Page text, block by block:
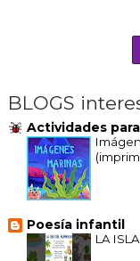
BLOGS
Actividades
Poesía infantil
LA